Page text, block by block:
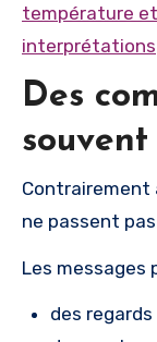
température
interprétations
Des
Contrairement
ne passent
Les messages
des regards